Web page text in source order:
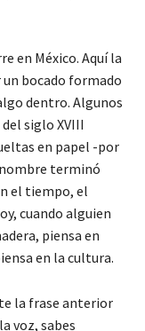
en México. Aquí la
un bocado formado
dentro. Algunos
siglo XVIII
en papel -por
terminó
el tiempo, el
cuando alguien
piensa en
en la cultura.
la frase anterior
voz, sabes